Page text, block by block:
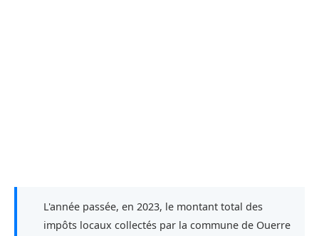
L'année passée, en 2023, le montant total des
impôts locaux collectés par la commune de Ouerre